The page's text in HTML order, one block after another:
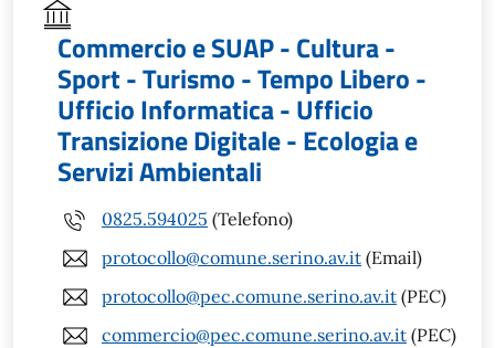
Commercio e SUAP - Cultura -
Sport - Turismo - Tempo Libero -
Ufficio Informatica - Ufficio
Transizione Digitale - Ecologia e
Servizi Ambientali
0825.594025 (Telefono)
protocollo@comune.serino.av.it (Email)
protocollo@pec.comune.serino.av.it (PEC)
commercio@pec.comune.serino.av.it (PEC)